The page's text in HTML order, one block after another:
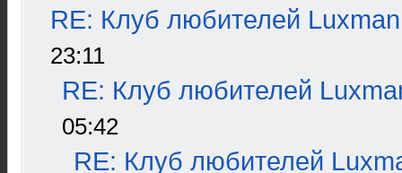
RE: Клуб любителей Luxman
23:11
RE: Клуб любителей
05:42
RE: Клуб любителей